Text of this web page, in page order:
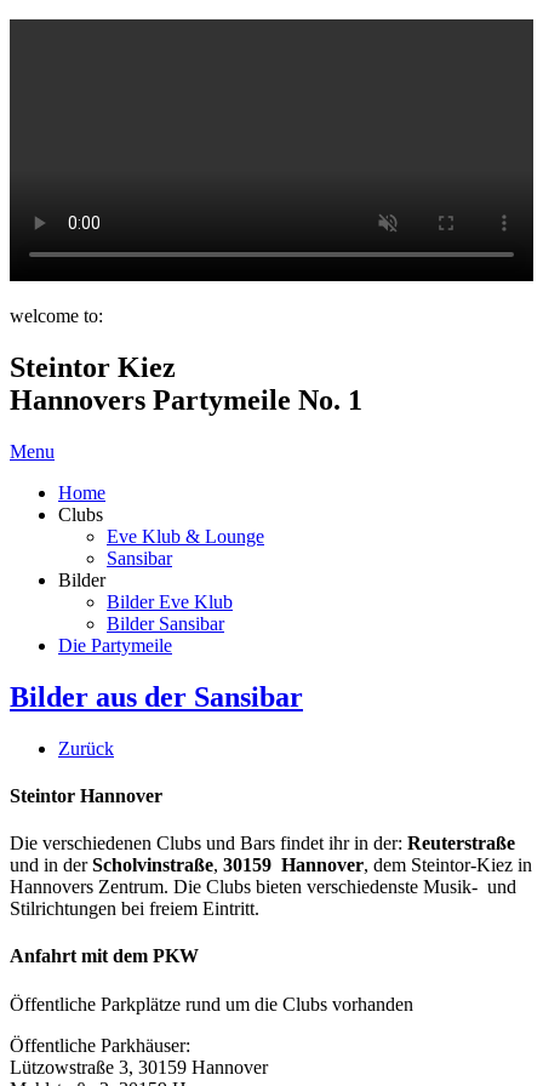
welcome to:
Steintor Kiez
Hannovers Partymeile No. 1
Menu
Home
Clubs
Eve Klub & Lounge
Sansibar
Bilder
Bilder Eve Klub
Bilder Sansibar
Die Partymeile
Bilder aus der Sansibar
Zurück
Steintor Hannover
Die verschiedenen Clubs und Bars findet ihr in der: Reuterstraße
und in derScholvinstraße, 30159 Hannover, dem Steintor-Kiez in
Hannovers Zentrum. Die Clubs bieten verschiedenste Musik- und
Stilrichtungen bei freiem Eintritt.
Anfahrt mit dem PKW
Öffentliche Parkplätze rund um die Clubs vorhanden
Öffentliche Parkhäuser:
Lützowstraße 3, 30159 Hannover